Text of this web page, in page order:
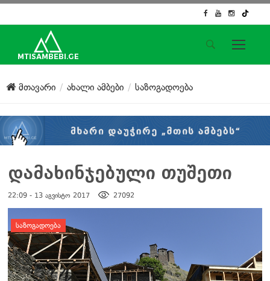
საიტის მენიუ
მთავარი
ქართული საქმე
კონტაქტი
სოციალური ქსელები
მთავარი ახალი ამბები საზოგადოება
დამახინჯებული თუშეთი
22:09 - 13 აგვისტო 2017 27092
ᲡᲐᲖᲝᲒᲐᲓᲝᲔᲑᲐ